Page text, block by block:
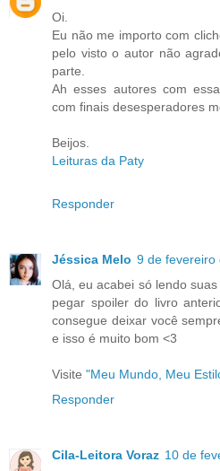
Oi.
Eu não me importo com
pelo visto o autor não
parte.
Ah esses autores com
com finais desesperadores
Beijos.
Leituras da Paty
Responder
Jéssica Melo 9 de fevereiro
Olá, eu acabei só lendo
pegar spoiler do livro
consegue deixar você
e isso é muito bom <3
Visite "Meu Mundo, Meu
Responder
Cila-Leitora Voraz 10 de